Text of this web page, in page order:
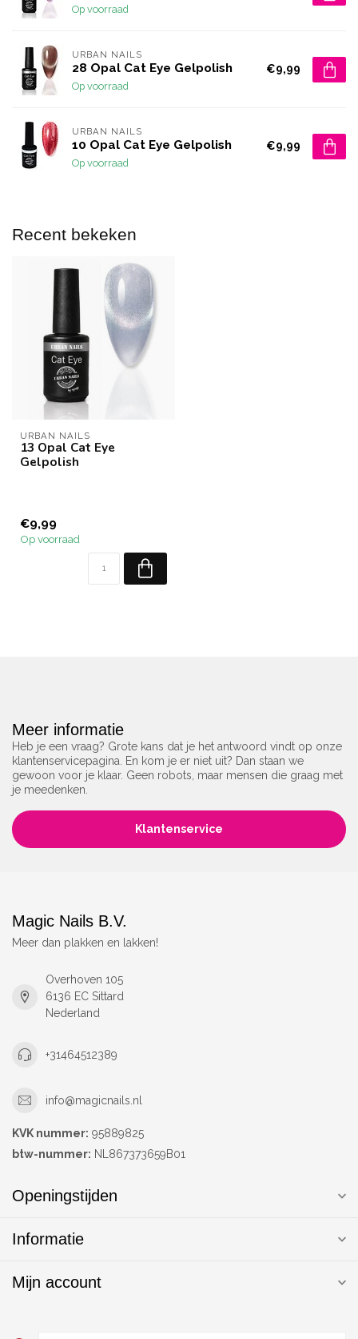
Op voorraad
URBAN NAILS
28 Opal Cat Eye Gelpolish
Op voorraad
€9,99
URBAN NAILS
10 Opal Cat Eye Gelpolish
Op voorraad
€9,99
Recent bekeken
URBAN NAILS
13 Opal Cat Eye
Gelpolish
€9,99
Op voorraad
Meer informatie
Heb je een vraag? Grote kans dat je het antwoord vindt op onze
klantenservicepagina. En kom je er niet uit? Dan staan we
gewoon voor je klaar. Geen robots, maar mensen die graag met
je meedenken.
Klantenservice
Magic Nails B.V.
Meer dan plakken en lakken!
Overhoven 105
6136 EC Sittard
Nederland
+31464512389
info@magicnails.nl
KVK nummer: 95889825
btw-nummer: NL867373659B01
Openingstijden
Informatie
Mijn account